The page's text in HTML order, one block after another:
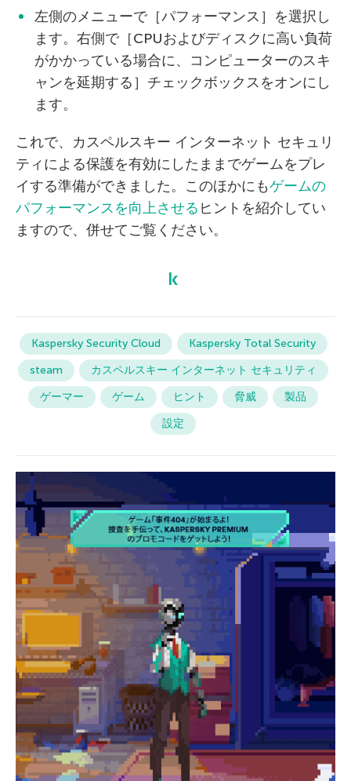
左側のメニューで［パフォーマンス］を選択し
ます。右側で［CPUおよびディスクに高い負荷
がかかっている場合に、コンピューターのスキ
ャンを延期する］チェックボックスをオンにし
ます。
これで、カスペルスキー インターネット セキュリ
ティによる保護を有効にしたままでゲームをプレ
イする準備ができました。このほかにもゲームの
パフォーマンスを向上させる ヒントを紹介してい
ますので、併せてご覧ください。
Kaspersky Security Cloud
Kaspersky Total Security
steam
カスペルスキー インターネット セキュリティ
ゲーマー
ゲーム ヒント 脅威
製品
設定